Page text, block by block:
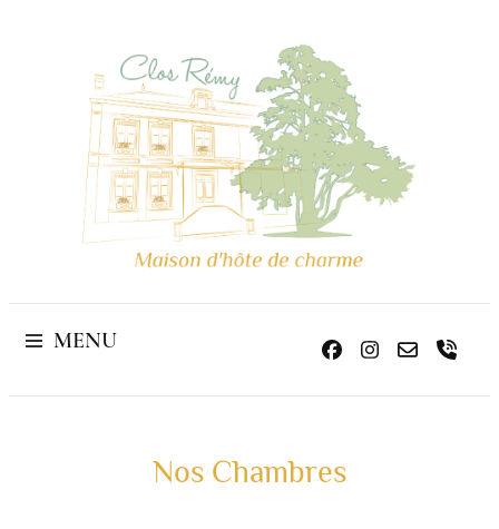
Maison d'hôte
MENU
Nos Chambres